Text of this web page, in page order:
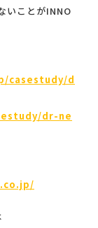
いことがINNO
casestudy/d
dr-ne